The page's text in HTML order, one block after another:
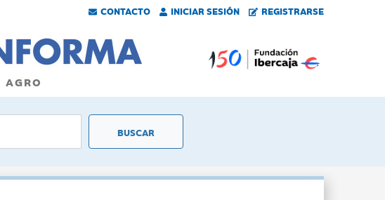
CONTACTO INICIAR SESIÓN REGISTRARSE
AGRO